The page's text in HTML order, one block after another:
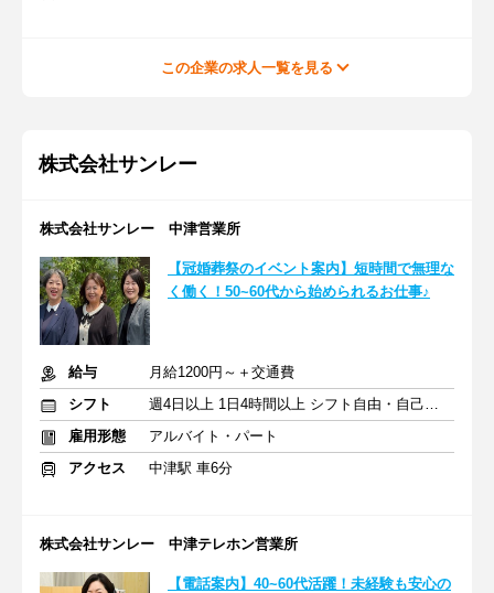
この企業の求人一覧を見る
株式会社サンレー
株式会社サンレー 中津営業所
【冠婚葬祭のイベント案内】短時間で無理な
く働く！50~60代から始められるお仕事♪
給与
月給1200円～＋交通費
シフト
週4日以上 1日4時間以上 シフト自由・自己申告
雇用形態
アルバイト・パート
アクセス
中津駅 車6分
株式会社サンレー 中津テレホン営業所
【電話案内】40~60代活躍！未経験も安心の